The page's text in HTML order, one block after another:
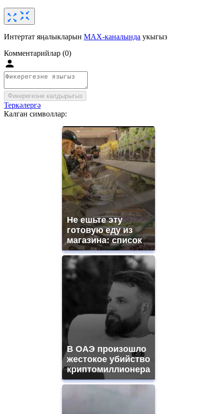
Интертат яңалыкларын MAX-каналында укыгыз
Комментарийлар (0)
Фикерегезне калдырыгыз
Теркәлергә
Калган символлар:
Не ешьте эту
готовую еду из
магазина: список
В ОАЭ произошло
жестокое убийство
криптомиллионера